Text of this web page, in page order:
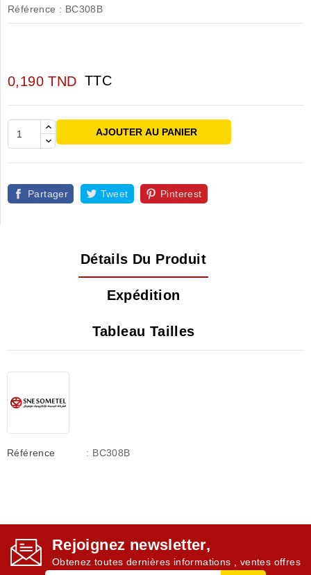
Référence : BC308B
0,190 TND TTC
AJOUTER AU PANIER
Partager Tweet Pinterest
Détails Du Produit
Expédition
Tableau Tailles
Référence : BC308B
Rejoignez newsletter,
Obtenez toutes dernières informations , ventes offres